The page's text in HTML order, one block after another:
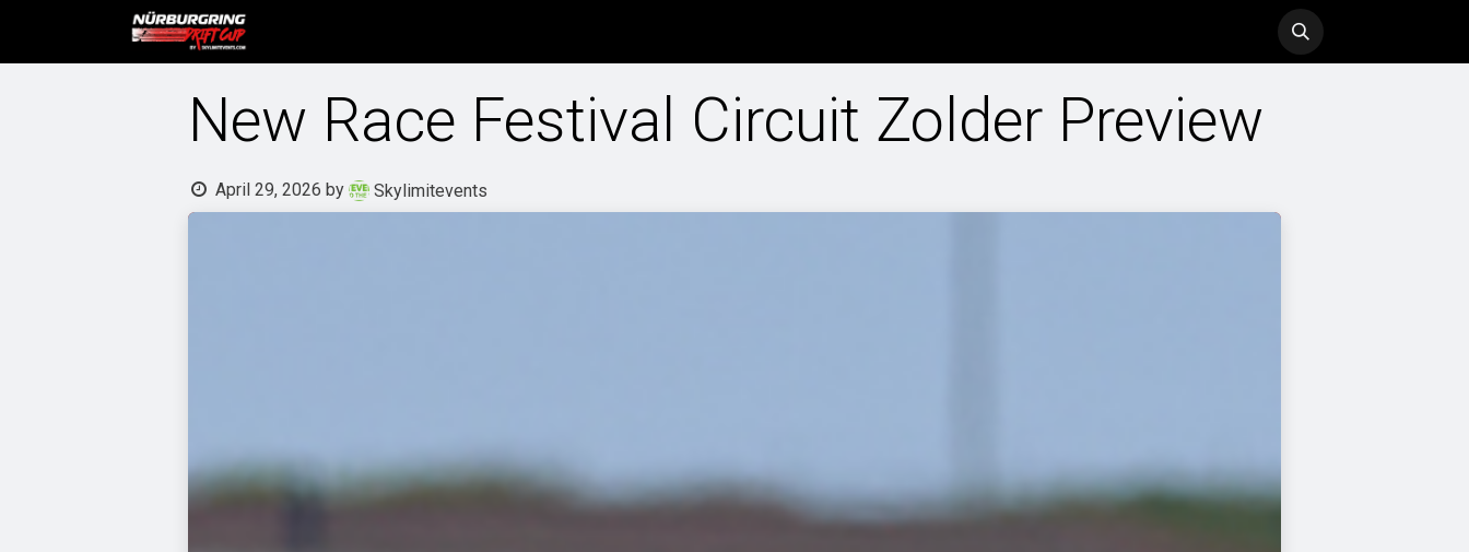
New Race Festival Circuit Zolder Preview
April 29, 2026 by Skylimitevents